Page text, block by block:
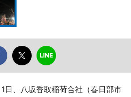
1日、八坂香取稲荷合社（春日部市